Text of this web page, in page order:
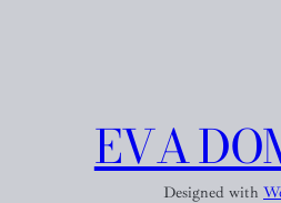
EVA
Designed with